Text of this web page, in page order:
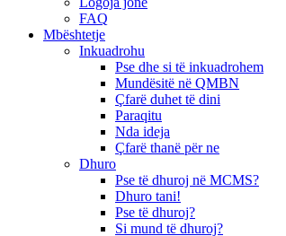
FAQ
Mbështetje
Inkuadrohu
Pse dhe si të inkuadrohem
Mundësitë në QMBN
Çfarë duhet të dini
Paraqitu
Nda ideja
Çfarë thanë për ne
Dhuro
Pse të dhuroj në MCMS?
Dhuro tani!
Pse të dhuroj?
Si mund të dhuroj?